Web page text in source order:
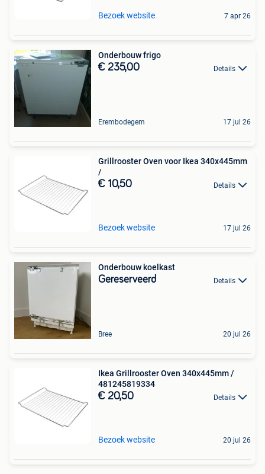
Bezoek website 7 apr 26
Onderbouw frigo
€ 235,00 Details
Erembodegem 17 jul 26
Grillrooster Oven voor Ikea 340x445mm
/
€ 10,50 Details
Bezoek website 17 jul 26
Onderbouw koelkast
Gereserveerd Details
Bree 20 jul 26
Ikea Grillrooster Oven 340x445mm /
481245819334
€ 20,50 Details
Bezoek website 20 jul 26